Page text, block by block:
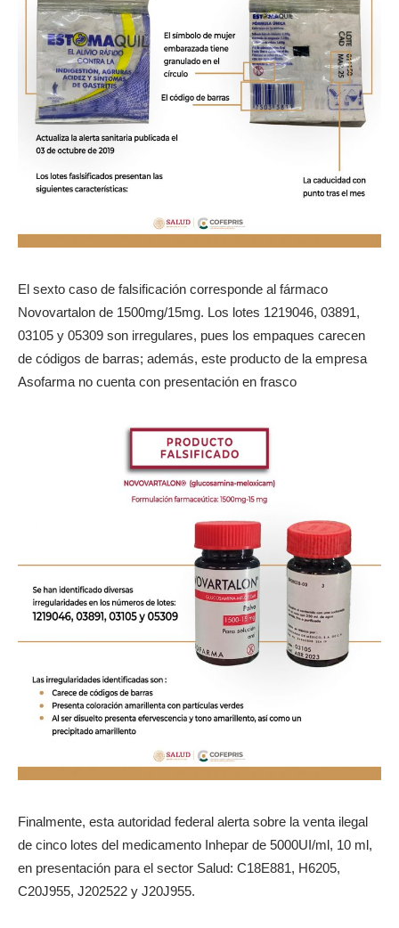
El sexto caso de falsificación corresponde al fármaco
Novovartalon de 1500mg/15mg. Los lotes 1219046, 03891,
03105 y 05309 son irregulares, pues los empaques carecen
de códigos de barras; además, este producto de la empresa
Asofarma no cuenta con presentación en frasco
Finalmente, esta autoridad federal alerta sobre la venta ilegal
de cinco lotes del medicamento Inhepar de 5000UI/ml, 10 ml,
en presentación para el sector Salud: C18E881, H6205,
C20J955, J202522 y J20J955.